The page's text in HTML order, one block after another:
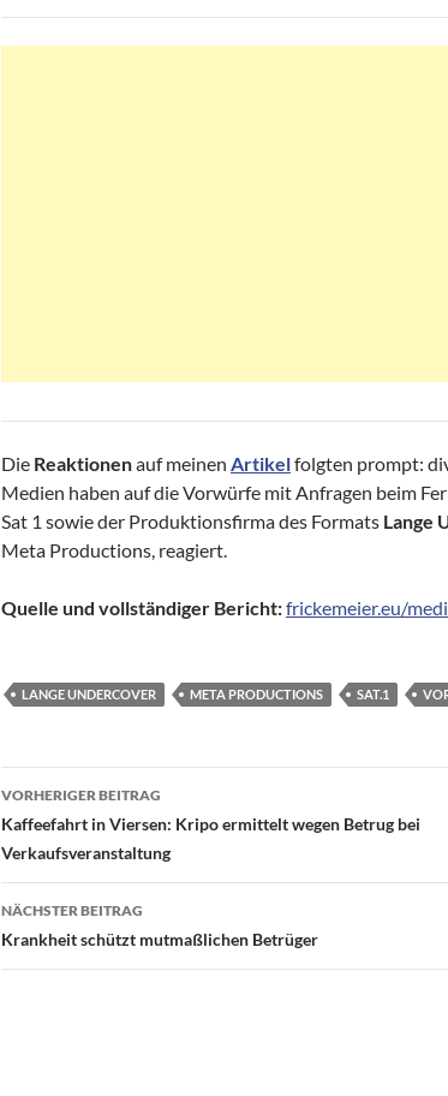
Die Reaktionenauf meinen Artikelfolgten prompt:
Medien haben auf die Vorwürfe mit Anfragen beim
Sat 1 sowie der Produktionsfirma des Formats Lange
Meta Productions, reagiert.
Quelle und vollständiger Bericht:frickemeier.eu/
LANGE UNDERCOVER META PRODUCTIONS SAT.1
Beitragsnavigation
VORHERIGER BEITRAG
Kaffeefahrt in Viersen: Kripo ermittelt wegen Betrug bei
Verkaufsveranstaltung
NÄCHSTER BEITRAG
Krankheit schützt mutmaßlichen Betrüger